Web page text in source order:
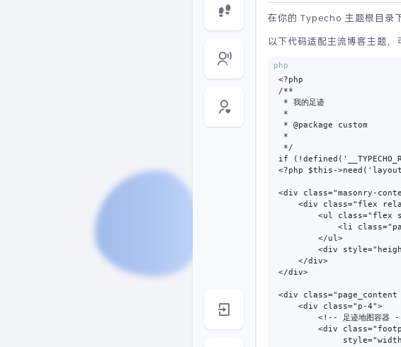
在你的 Typecho 主题根目录
以下代码适配主流博客主题，
php
<?php
/**
* 我的足迹
*
* @package custom
*
*/
if
<?php $this-
<div class="masonry-
<div class="flex
<ul class="flex
<li
        </ul>
<div
    </div>
</div>
<div
    <div class="p-4">
<!-- 足迹地图容器
<div